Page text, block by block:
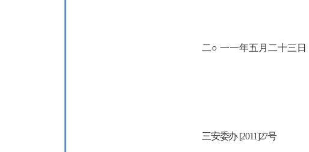
二○ 一一年五月二十三日
三安委办[2011]27号